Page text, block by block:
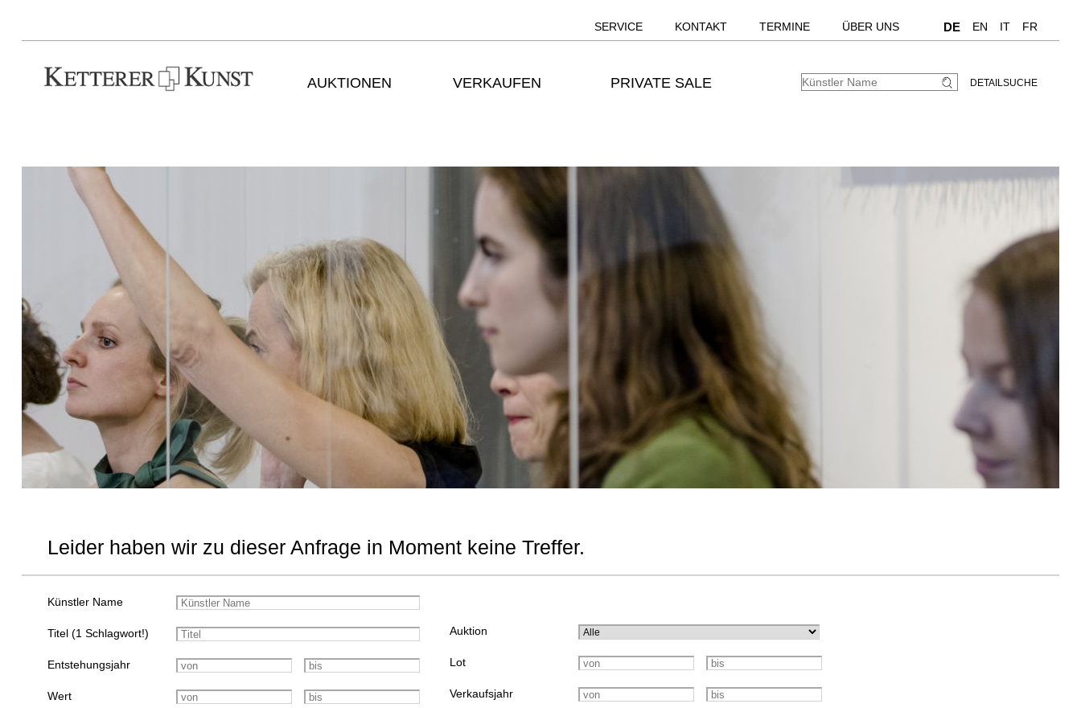
SERVICE KONTAKT TERMINE ÜBER UNS DE EN IT FR
AUKTIONEN VERKAUFEN PRIVATE SALE DETAILSUCHE
Leider haben wir zu dieser Anfrage in Moment keine Treffer.
Künstler Name
Titel (1 Schlagwort!)
Entstehungsjahr
Wert
Auktion
Lot
Verkaufsjahr